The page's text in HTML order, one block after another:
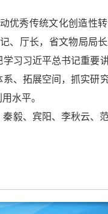
优秀传统文化创造性
、厅长，省文物局局
习习近平总书记重要
、拓展空间，抓实研
水平。
秦毅、宾阳、李秋云、